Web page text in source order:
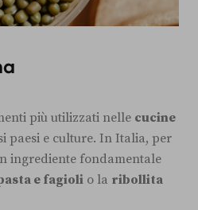
più utilizzati nelle cucine
paesi e culture. In Italia, per
ingrediente fondamentale
e fagioli o la ribollita